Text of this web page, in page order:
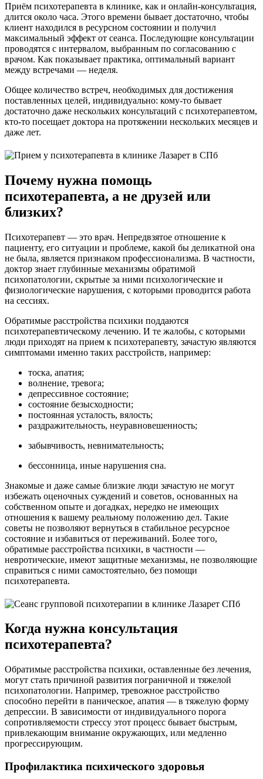
Приём психотерапевта в клинике, как и онлайн-консультация,
длится около часа. Этого времени бывает достаточно, чтобы
клиент находился в ресурсном состоянии и получил
максимальный эффект от сеанса. Последующие консультации
проводятся с интервалом, выбранным по согласованию с
врачом. Как показывает практика, оптимальный вариант
между встречами — неделя.
Общее количество встреч, необходимых для достижения
поставленных целей, индивидуально: кому-то бывает
достаточно даже нескольких консультаций с психотерапевтом,
кто-то посещает доктора на протяжении нескольких месяцев и
даже лет.
Почему нужна помощь
психотерапевта, а не друзей или
близких?
Психотерапевт — это врач. Непредвзятое отношение к
пациенту, его ситуации и проблеме, какой бы деликатной она
не была, является признаком профессионализма. В частности,
доктор знает глубинные механизмы обратимой
психопатологии, скрытые за ними психологические и
физиологические нарушения, с которыми проводится работа
на сессиях.
Обратимые расстройства психики поддаются
психотерапевтическому лечению. И те жалобы, с которыми
люди приходят на прием к психотерапевту, зачастую являются
симптомами именно таких расстройств, например:
тоска, апатия;
волнение, тревога;
депрессивное состояние;
состояние безысходности;
постоянная усталость, вялость;
раздражительность, неуравновешенность;
забывчивость, невнимательность;
бессонница, иные нарушения сна.
Знакомые и даже самые близкие люди зачастую не могут
избежать оценочных суждений и советов, основанных на
собственном опыте и догадках, нередко не имеющих
отношения к вашему реальному положению дел. Такие
советы не позволяют вернуться в стабильное ресурсное
состояние и избавиться от переживаний. Более того,
обратимые расстройства психики, в частности —
невротические, имеют защитные механизмы, не позволяющие
справиться с ними самостоятельно, без помощи
психотерапевта.
Когда нужна консультация
психотерапевта?
Обратимые расстройства психики, оставленные без лечения,
могут стать причиной развития пограничной и тяжелой
психопатологии. Например, тревожное расстройство
способно перейти в паническое, апатия — в тяжелую форму
депрессии. В зависимости от индивидуального порога
сопротивляемости стрессу этот процесс бывает быстрым,
привлекающим внимание окружающих, или медленно
прогрессирующим.
Профилактика психического здоровья